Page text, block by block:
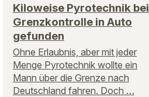
Kiloweise Pyrotechnik bei
Grenzkontrolle in Auto
gefunden
Ohne Erlaubnis, aber mit jeder
Menge Pyrotechnik wollte ein
Mann über die Grenze nach
Deutschland fahren. Doch …